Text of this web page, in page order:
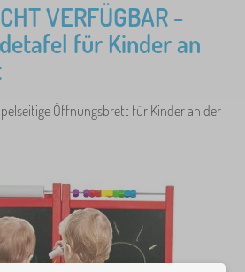
VERFÜGBAR -
für Kinder an
Öffnungsbrett für Kinder an der